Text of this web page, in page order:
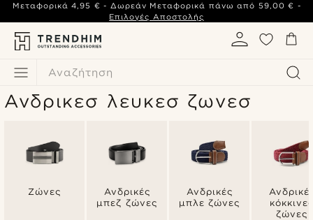
Αναζήτηση
Μεταφορικά 4,95 € - Δωρεάν Μεταφορικά πάνω από 59,00 € -
Επιλογές Αποστολής
Ανδρικεσ λευκεσ ζωνεσ
Ζώνες
Ανδρικές
μπεζ ζώνες
Ανδρικές
μπλε ζώνες
κόκκινες
ζώνες